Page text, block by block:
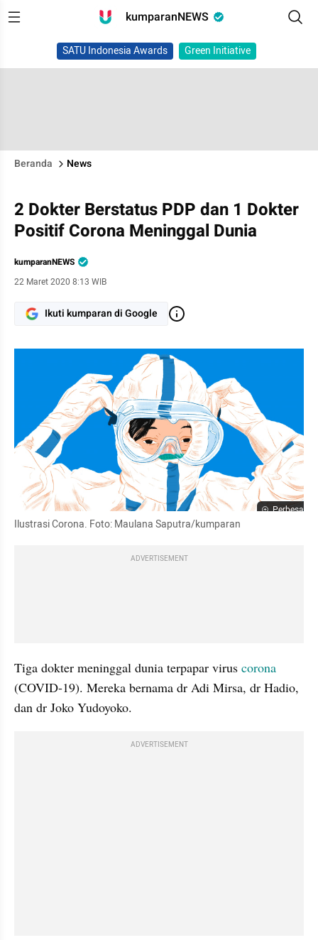
kumparanNEWS
SATU Indonesia Awards Green Initiative
Beranda News
2 Dokter Berstatus PDP dan 1 Dokter
Positif Corona Meninggal Dunia
kumparanNEWS
22 Maret 2020 8:13 WIB
Ikuti kumparan di Google
Perbesar
Ilustrasi Corona. Foto: Maulana Saputra/kumparan
ADVERTISEMENT
Tiga dokter meninggal dunia terpapar virus
(COVID-19). Mereka bernama dr Adi Mirsa, dr Hadio,
dan dr Joko Yudoyoko.
ADVERTISEMENT